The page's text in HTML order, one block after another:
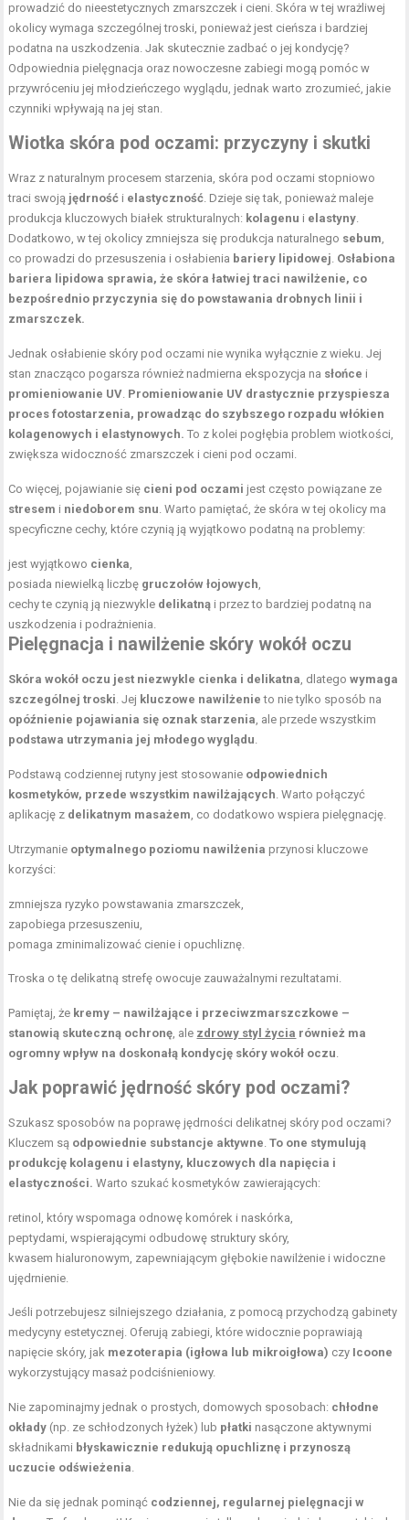
prowadzić do nieestetycznych zmarszczek i cieni. Skóra w tej wrażliwej
okolicy wymaga szczególnej troski, ponieważ jest cieńsza i bardziej
podatna na uszkodzenia. Jak skutecznie zadbać o jej kondycję?
Odpowiednia pielęgnacja oraz nowoczesne zabiegi mogą pomóc w
przywróceniu jej młodzieńczego wyglądu, jednak warto zrozumieć, jakie
czynniki wpływają na jej stan.
Wiotka skóra pod oczami: przyczyny i skutki
Wraz z naturalnym procesem starzenia, skóra pod oczami stopniowo
traci swoją jędrność i elastyczność. Dzieje się tak, ponieważ maleje
produkcja kluczowych białek strukturalnych: kolagenu i elastyny.
Dodatkowo, w tej okolicy zmniejsza się produkcja naturalnego sebum,
co prowadzi do przesuszenia i osłabienia bariery lipidowej. Osłabiona
bariera lipidowa sprawia, że skóra łatwiej traci nawilżenie, co
bezpośrednio przyczynia się do powstawania drobnych linii i
zmarszczek.
Jednak osłabienie skóry pod oczami nie wynika wyłącznie z wieku. Jej
stan znacząco pogarsza również nadmierna ekspozycja na słońce i
promieniowanie UV. Promieniowanie UV drastycznie przyspiesza
proces fotostarzenia, prowadząc do szybszego rozpadu włókien
kolagenowych i elastynowych. To z kolei pogłębia problem wiotkości,
zwiększa widoczność zmarszczek i cieni pod oczami.
Co więcej, pojawianie się cieni pod oczami jest często powiązane ze
stresem i niedoborem snu. Warto pamiętać, że skóra w tej okolicy ma
specyficzne cechy, które czynią ją wyjątkowo podatną na problemy:
jest wyjątkowo cienka,
posiada niewielką liczbę gruczołów łojowych,
cechy te czynią ją niezwykle delikatną i przez to bardziej podatną na
uszkodzenia i podrażnienia.
Pielęgnacja i nawilżenie skóry wokół oczu
Skóra wokół oczu jest niezwykle cienka i delikatna, dlategowymaga
szczególnej troski. Jej kluczowe nawilżenie to nie tylko sposób na
opóźnienie pojawiania się oznak starzenia, ale przede wszystkim
podstawa utrzymania jej młodego wyglądu.
Podstawą codziennej rutyny jest stosowanie odpowiednich
kosmetyków, przede wszystkim nawilżających. Warto połączyć
aplikację z delikatnym masażem, co dodatkowo wspiera pielęgnację.
Utrzymanie optymalnego poziomu nawilżenia przynosi kluczowe
korzyści:
zmniejsza ryzyko powstawania zmarszczek,
zapobiega przesuszeniu,
pomaga zminimalizować cienie i opuchliznę.
Troska o tę delikatną strefę owocuje zauważalnymi rezultatami.
Pamiętaj, że kremy – nawilżające i przeciwzmarszczkowe –
stanowią skuteczną ochronę, ale zdrowy styl życia również ma
ogromny wpływ na doskonałą kondycję skóry wokół oczu.
Jak poprawić jędrność skóry pod oczami?
Szukasz sposobów na poprawę jędrności delikatnej skóry pod oczami?
Kluczem są odpowiednie substancje aktywne.To one stymulują
produkcję kolagenu i elastyny, kluczowych dla napięcia i
elastyczności. Warto szukać kosmetyków zawierających:
retinol, który wspomaga odnowę komórek i naskórka,
peptydami, wspierającymi odbudowę struktury skóry,
kwasem hialuronowym, zapewniającym głębokie nawilżenie i widoczne
ujędrnienie.
Jeśli potrzebujesz silniejszego działania, z pomocą przychodzą gabinety
medycyny estetycznej. Oferują zabiegi, które widocznie poprawiają
napięcie skóry, jak mezoterapia (igłowa lub mikroigłowa) czy Icoone
wykorzystujący masaż podciśnieniowy.
Nie zapominajmy jednak o prostych, domowych sposobach: chłodne
okłady (np. ze schłodzonych łyżek) lub płatki nasączone aktywnymi
składnikami błyskawicznie redukują opuchliznę i przynoszą
uczucie odświeżenia.
Nie da się jednak pominąć codziennej, regularnej pielęgnacji w